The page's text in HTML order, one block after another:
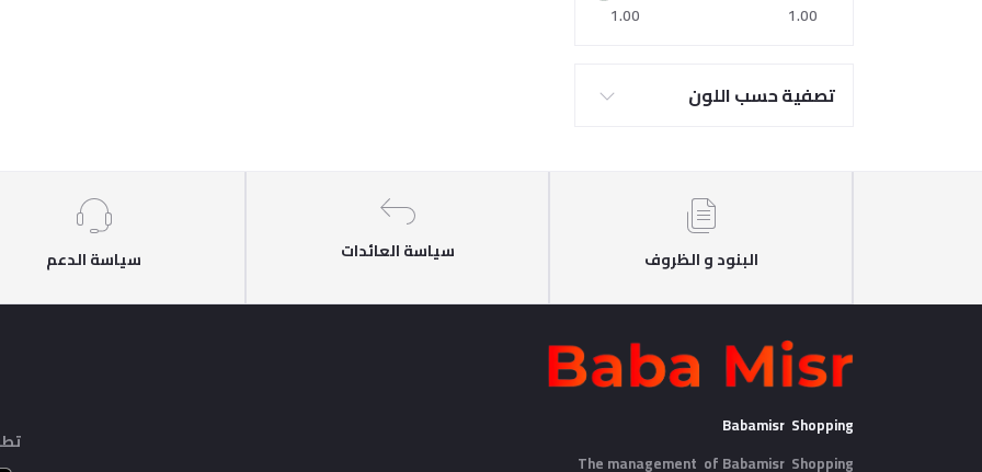
1.00
1.00
تصفية حسب اللون
البنود و الظروف سياسة العائدات سياسة الدعم
Babamisr Shopping
The management of Babamisr Shopping